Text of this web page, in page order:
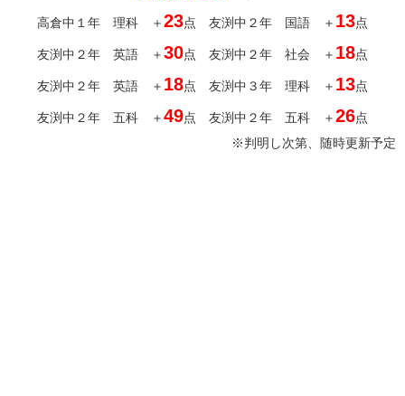
高倉中１年 理科 ＋23点 友渕中２年 国語 ＋ 13点
友渕中２年 英語 ＋30点 友渕中２年 社会 ＋ 18点
友渕中２年 英語 ＋ 18点 友渕中３年 理科 ＋ 13点
友渕中２年 五科 ＋49点 友渕中２年 五科 ＋26点
※判明し次第、随時更新予定